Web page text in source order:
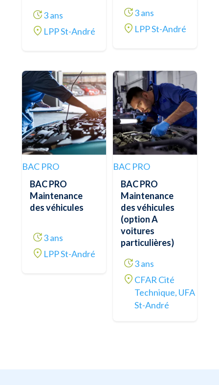
3 ans
LPP St-André
3 ans
LPP St-André
BAC PRO
BAC PRO
Maintenance
des véhicules
3 ans
LPP St-André
BAC PRO
BAC PRO
Maintenance
des véhicules
(option A
voitures
particulières)
3 ans
CFAR Cité
Technique, UFA
St-André